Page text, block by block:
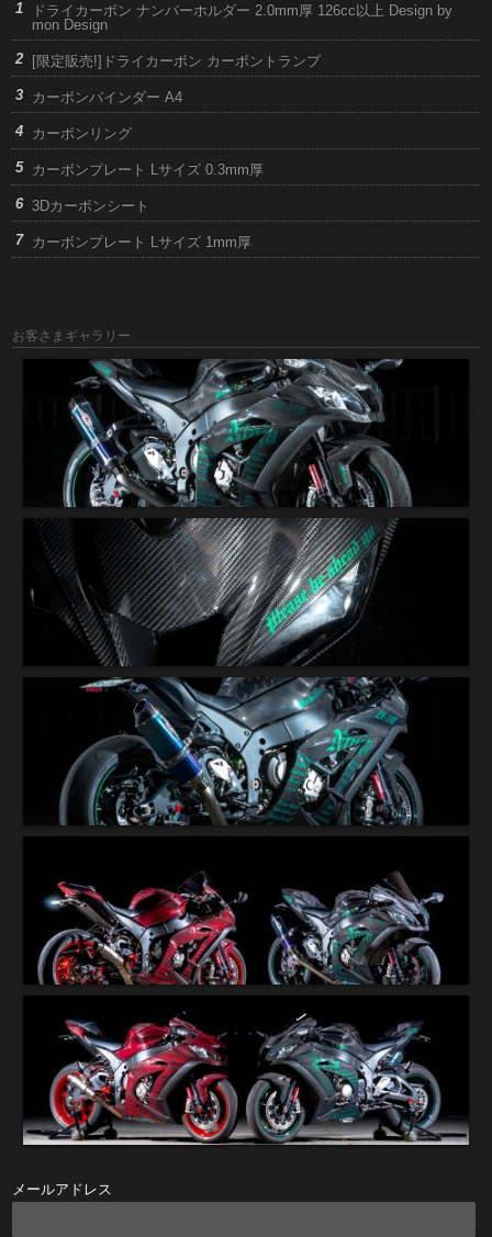
ドライカーボン ナンバーホルダー 2.0mm厚 126cc以上 Design by
mon Design
[限定販売!]ドライカーボン カーボントランプ
カーボンバインダー A4
カーボンリング
カーボンプレート Lサイズ 0.3mm厚
3Dカーボンシート
カーボンプレート Lサイズ 1mm厚
お客さまギャラリー
メールアドレス